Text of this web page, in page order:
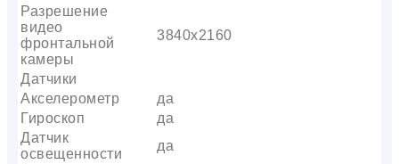
Разрешение
видео
фронтальной
камеры
3840х2160
Датчики
Акселерометр
да
Гироскоп
да
Датчик
освещенности
да